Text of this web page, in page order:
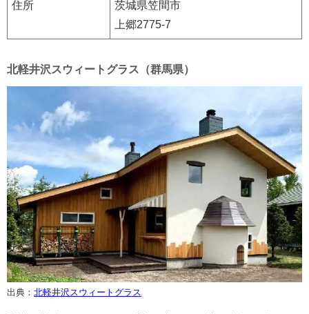
住所
茨城県笠間市
上郷2775-7
北軽井沢スウィートグラス（群馬県）
出典： 北軽井沢スウィートグラス